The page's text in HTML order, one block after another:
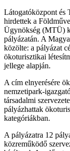
Látogatóközpont és
hirdettek a
Ügynökség (MTÜ)
pályázatán. A
közölte: a pályázat
ökoturisztikai
jellege alapján.
A cím elnyerésére
nemzetipark-
társadalmi
pályázhattak
kategóriákban.
A pályázatra 12
közreműködő